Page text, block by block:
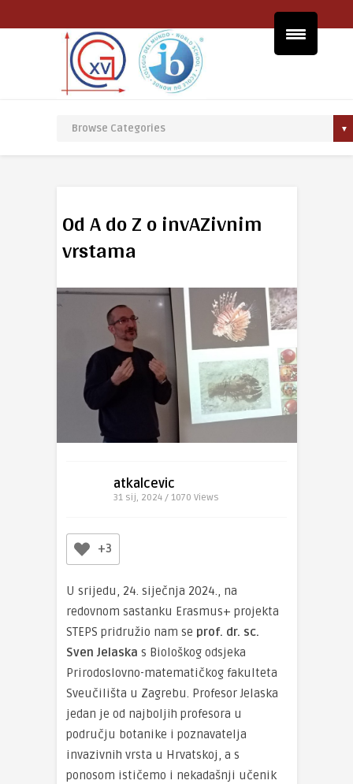
Od A do Z o invAZivnim
vrstama
atkalcevic
31 sij, 2024 / 1070 Views
+3
U srijedu, 24. siječnja 2024., na
redovnom sastanku Erasmus+ projekta
STEPS pridružio nam se prof. dr. sc.
Sven Jelaska s Biološkog odsjeka
Prirodoslovno-matematičkog fakulteta
Sveučilišta u Zagrebu. Profesor Jelaska
jedan je od najboljih profesora u
području botanike i poznavatelja
invazivnih vrsta u Hrvatskoj, a s
ponosom ističemo i nekadašnji učenik